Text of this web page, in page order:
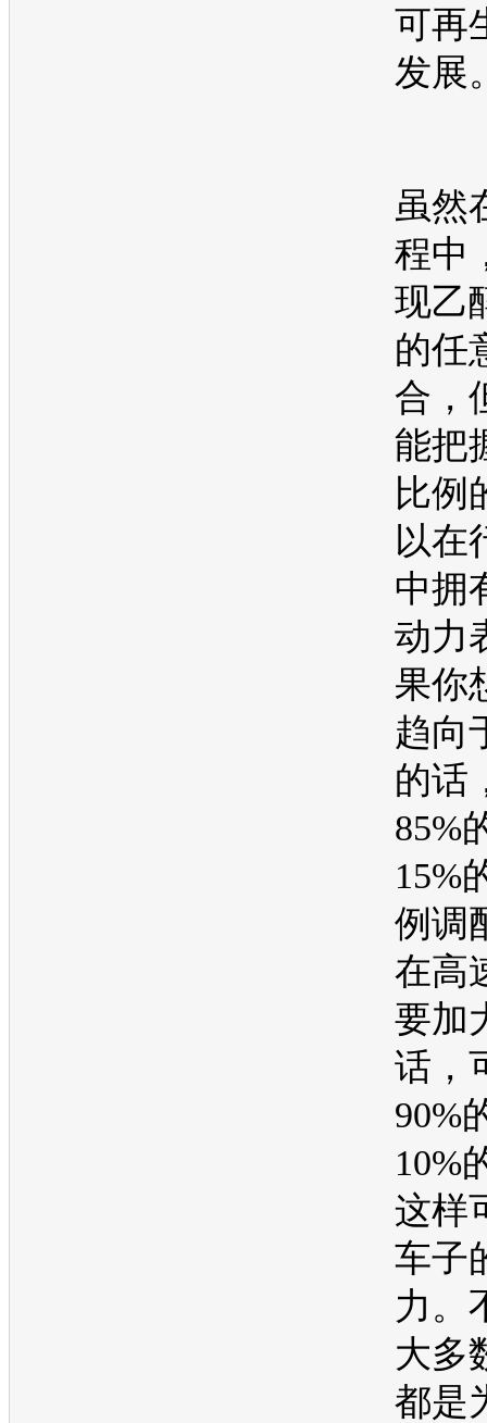
可再
发展
虽然
程中
现乙
的任
合，
能把
比例
以在
中拥
动力
果你
趋向
的话
85%
15%
例调
在高
要加
话，
90%
10%
这样
车子
力。
大多
都是